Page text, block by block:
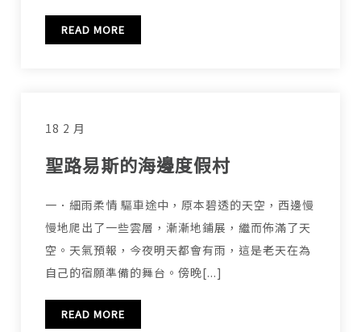
READ MORE
18 2 月
聖路易斯的海邊度假村
一．細雨柔情 驅車途中，原本碧透的天空，西邊慢
慢地爬出了一些雲層，漸漸地鋪展，繼而佈滿了天
空。天氣預報，今夜明天都會有雨，這是老天在為
自己的宿願準備的舞台。傍晚[...]
READ MORE